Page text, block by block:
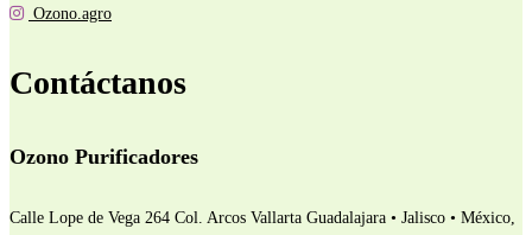
Ozono.agro
Contáctanos
Ozono Purificadores
Calle Lope de Vega 264 Col. Arcos Vallarta Guadalajara • Jalisco • México,